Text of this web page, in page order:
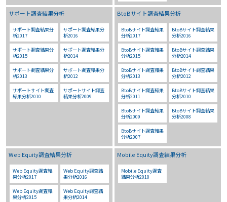
サポート調査結果分析
サポート調査結果分
析2017
サポート調査結果分
析2016
サポート調査結果分
析2015
サポート調査結果分
析2014
サポート調査結果分
析2013
サポート調査結果分
析2012
サポートサイト調査
結果分析2010
サポートサイト調査
結果分析2009
BtoBサイト調査結果分析
BtoBサイト調査結果
分析2017
BtoBサイト調査結果
分析2016
BtoBサイト調査結果
分析2015
BtoBサイト調査結果
分析2014
BtoBサイト調査結果
分析2013
BtoBサイト調査結果
分析2012
BtoBサイト調査結果
分析2011
BtoBサイト調査結果
分析2010
BtoBサイト調査結果
分析2009
BtoBサイト調査結果
分析2008
BtoBサイト調査結果
分析2007
Web Equity調査結果分析
Web Equity調査結
果分析2017
Web Equity調査結
果分析2016
Web Equity調査結
果分析2015
Web Equity調査結
果分析2014
Mobile Equity調査結果分析
Mobile Equity調査
結果分析2010